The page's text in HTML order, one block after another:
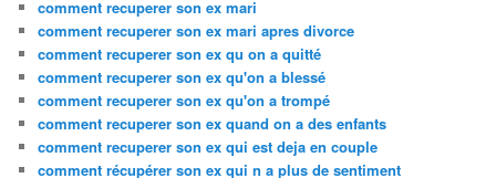
comment recuperer son ex mari
comment recuperer son ex mari apres divorce
comment recuperer son ex qu on a quitté
comment recuperer son ex qu'on a blessé
comment recuperer son ex qu'on a trompé
comment recuperer son ex quand on a des enfants
comment recuperer son ex qui est deja en couple
comment récupérer son ex qui n a plus de sentiment